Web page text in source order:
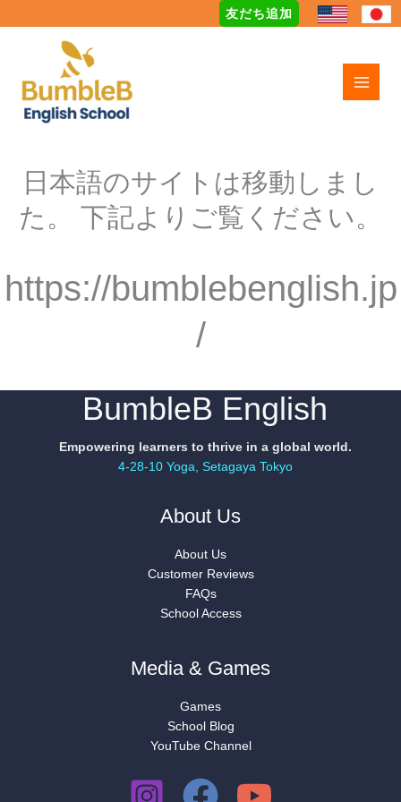
to
友だち追加
日本語のサイトは移動しまし
た。 下記よりご覧ください。
https://bumblebenglish.jp
/
BumbleB English
Empowering learners to thrive in a global world.
4-28-10 Yoga, Setagaya Tokyo
About Us
About Us
Customer Reviews
FAQs
School Access
Media & Games
Games
School Blog
YouTube Channel